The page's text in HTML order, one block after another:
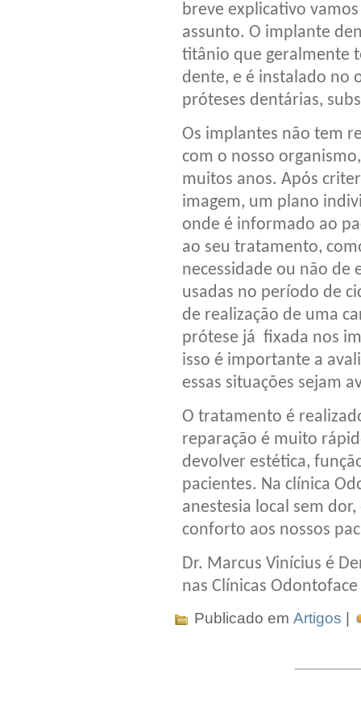
breve explicativo
assunto. O implante
titânio que geralmente
dente, e é instalado no
próteses dentárias,
Os implantes não tem
com o nosso
muitos anos. Após
imagem, um plano
onde é informado ao
ao seu tratamento,
necessidade ou não de
usadas no período de
de realização de uma
prótese já fixada nos
isso é importante a
essas situações sejam
O tratamento é
reparação é muito
devolver estética,
pacientes. Na clínica
anestesia local sem
conforto aos nossos
Dr. Marcus Vinícius é
nas Clínicas
Publicado em Artigos